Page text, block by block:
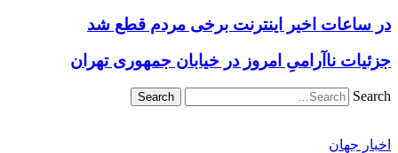
در ساعات اخیر اینترنت برخی مردم قطع شد
جزئیات ناآرامیِ امروز در خیابان جمهوری تهران
Search
اخبار جهان